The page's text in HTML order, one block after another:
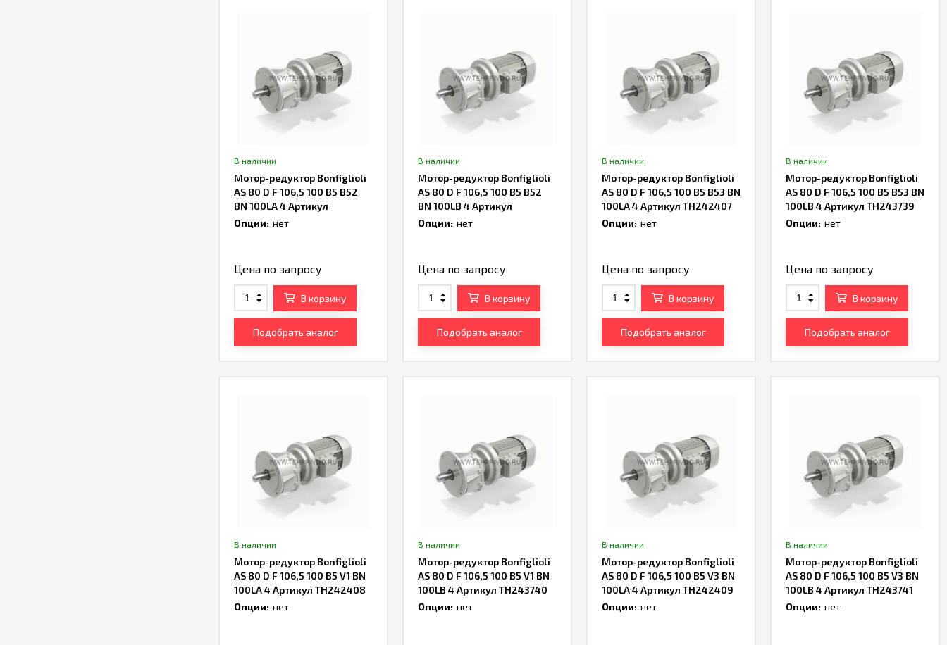
В наличии
Мотор-редуктор Bonfiglioli
AS 80 D F 106,5 100 B5 B52
BN 100LA 4 Артикул
TH242406
Опции: нет
Цена по запросу
В корзину
Подобрать аналог
В наличии
Мотор-редуктор Bonfiglioli
AS 80 D F 106,5 100 B5 B52
BN 100LB 4 Артикул
TH243738
Опции: нет
Цена по запросу
В корзину
Подобрать аналог
В наличии
Мотор-редуктор Bonfiglioli
AS 80 D F 106,5 100 B5 B53 BN
100LA 4 Артикул TH242407
Опции: нет
Цена по запросу
В корзину
Подобрать аналог
В наличии
Мотор-редуктор Bonfiglioli
AS 80 D F 106,5 100 B5 B53 BN
100LB 4 Артикул TH243739
Опции: нет
Цена по запросу
В корзину
Подобрать аналог
В наличии
Мотор-редуктор Bonfiglioli
AS 80 D F 106,5 100 B5 V1 BN
100LA 4 Артикул TH242408
Опции: нет
В наличии
Мотор-редуктор Bonfiglioli
AS 80 D F 106,5 100 B5 V1 BN
100LB 4 Артикул TH243740
Опции: нет
В наличии
Мотор-редуктор Bonfiglioli
AS 80 D F 106,5 100 B5 V3 BN
100LA 4 Артикул TH242409
Опции: нет
В наличии
Мотор-редуктор Bonfiglioli
AS 80 D F 106,5 100 B5 V3 BN
100LB 4 Артикул TH243741
Опции: нет